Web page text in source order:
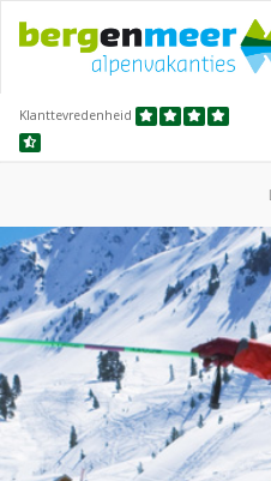
Klanttevredenheid